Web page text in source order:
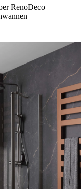
RenoDeco